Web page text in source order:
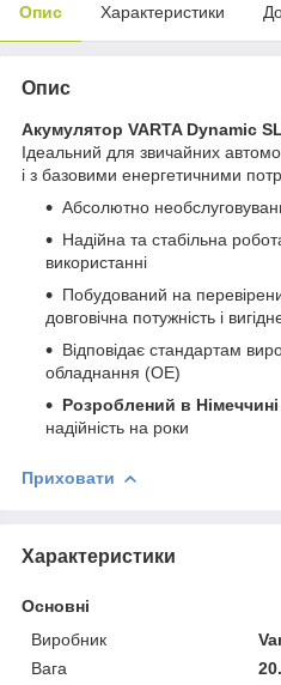
Опис Характеристики
Опис
Акумулятор VARTA Dynamic
Ідеальний для звичайних
і з базовими енергетичними
Абсолютно
Надійна та стабільна
використанні
Побудований на
довговічна потужність і
Відповідає стандартам
обладнання (OE)
Розроблений в Німеччині
надійність на роки
Приховати
Характеристики
Основні
Виробник
Вага